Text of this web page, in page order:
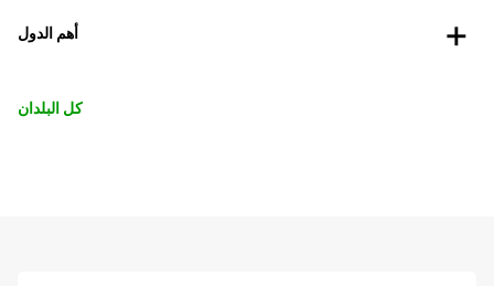
أهم الدول
كل البلدان